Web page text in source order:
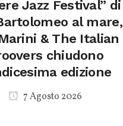
Jazz Festival” di
al mare,
& The Italian
chiudono
edizione
7 Agosto 2026